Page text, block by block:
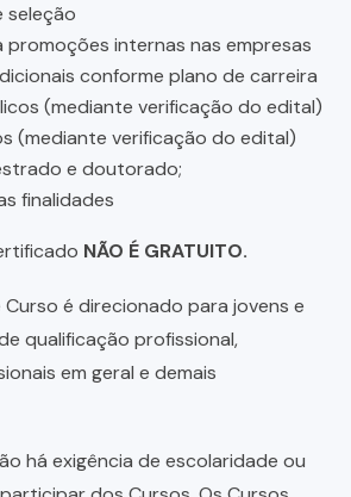
seleção
promoções internas nas empresas
conforme plano de carreira
(mediante verificação do edital)
(mediante verificação do edital)
e doutorado;
finalidades
NÃO É GRATUITO.
Curso é direcionado para jovens e
qualificação profissional,
em geral e demais
há exigência de escolaridade ou